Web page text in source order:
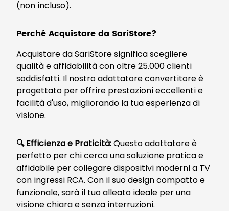
(non incluso).
Perché Acquistare da SariStore?
Acquistare da SariStore significa scegliere
qualità e affidabilità con oltre 25.000 clienti
soddisfatti. Il nostro adattatore convertitore è
progettato per offrire prestazioni eccellenti e
facilità d'uso, migliorando la tua esperienza di
visione.
🔍 Efficienza e Praticità:Questo adattatore è
perfetto per chi cerca una soluzione pratica e
affidabile per collegare dispositivi moderni a TV
con ingressi RCA. Con il suo design compatto e
funzionale, sarà il tuo alleato ideale per una
visione chiara e senza interruzioni.